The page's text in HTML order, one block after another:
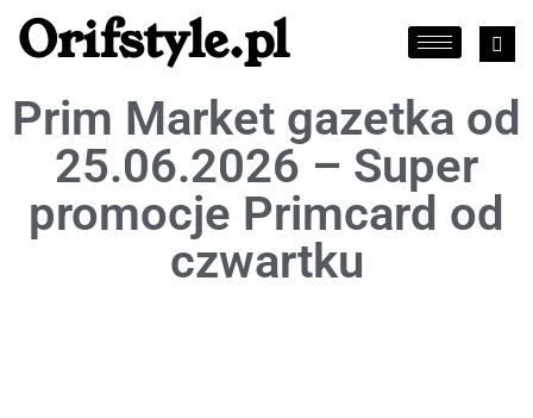
Orifstyle.pl
Prim Market gazetka od
25.06.2026 – Super
promocje Primcard od
czwartku